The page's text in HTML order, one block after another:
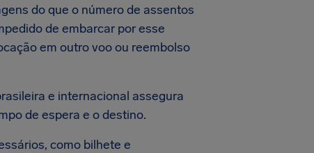
do que o número de assentos
de embarcar por esse
em outro voo ou reembolso
e internacional assegura
de espera e o destino.
como bilhete e